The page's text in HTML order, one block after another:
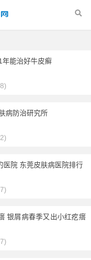
年能治好牛皮癣
病防治研究所
医院 东莞皮肤病医院排行
银屑病春季又出小红疙瘩